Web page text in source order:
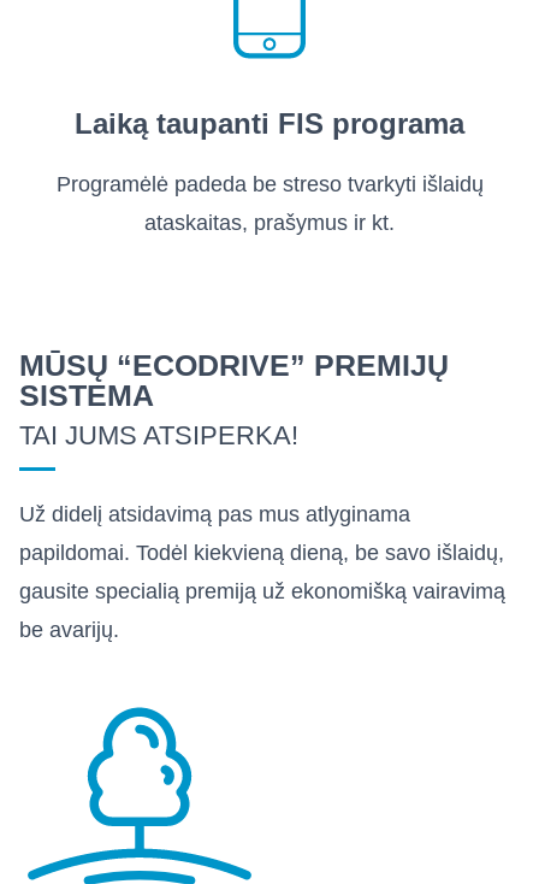
Laiką taupanti FIS programa
Programėlė padeda be streso tvarkyti išlaidų
ataskaitas, prašymus ir kt.
MŪSŲ “ECODRIVE” PREMIJŲ
SISTEMA
TAI JUMS ATSIPERKA!
Už didelį atsidavimą pas mus atlyginama
papildomai. Todėl kiekvieną dieną, be savo išlaidų,
gausite specialią premiją už ekonomišką vairavimą
be avarijų.